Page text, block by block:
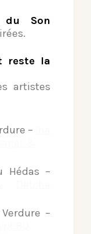
du Son
reste la
artistes
–
Hédas –
–